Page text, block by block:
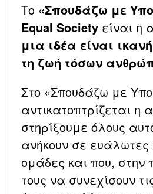
Το «Σπουδάζω με
Equal Society είναι η
μια ιδέα είναι
τη ζωή τόσων
Στο «Σπουδάζω με
αντικατοπτρίζεται
στηρίξουμε όλους
ανήκουν σε ευάλωτες
ομάδες και που, στην
τους να συνεχίσουν